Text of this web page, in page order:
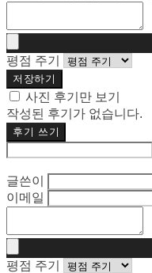
평점 주기
저장하기
사진 후기만 보기
작성된 후기가 없습니다.
후기 쓰기
글쓴이
이메일
평점 주기